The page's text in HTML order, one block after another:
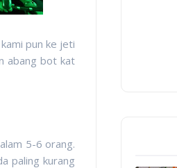
pun ke jeti
abang bot kat
5-6 orang.
paling kurang